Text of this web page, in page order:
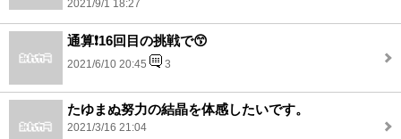
2021/9/1 18:27
通算❗16回目の挑戦で😙
2021/6/10 20:45 3
たゆまぬ努力の結晶を体感したいです。
2021/3/16 21:04